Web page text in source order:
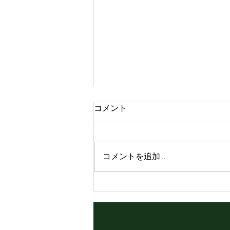
Happy birthday Roots🎂
コメント
コメントを追加…